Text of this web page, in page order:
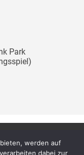
Park
werden auf
dabei zur